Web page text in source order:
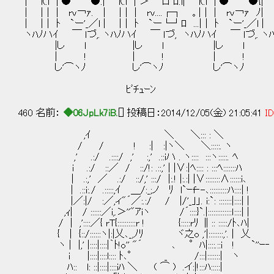
| |｜ | rv￢ｧ. | |｜ | rv....┌┐ 。|｜ | rv￢ｧ
| |｜ ﾄ `ー'_／l | |｜ ﾄ `ー└┘ﾛ ...|｜ ﾄ `ー'_／l
ヽﾊﾉハｲ ￣ ｌづ,. ヽﾊﾉハｲ ￣ ｌづ, ヽﾊﾉハｲ ￣ ｌづ,. ヽ
|し l |し l |し l |
| ! | ! | !
し'⌒ヽﾉ し'⌒ヽﾉ し'⌒ヽﾉ
ﾋﾞﾁｭｰﾝ ﾋ
460 名前： ◆06JpLk7iB. [] 投稿日：2014/12/05(金) 21:05:41
,ｲ ＼ ＼::: : ＼
/ / ! :| :|ヽ＼ ＼:::::. ヽ
,' .:/ .::::/ ,' :,' .::iハ . ヽ:::: :::ヽ:::::. ﾍ
i .:/ ::／ / ::/!: .::,' | |∨:|ﾍ:::: : :::ﾍ:::::::ﾊ
| .:,' ／ .:/ ::/,' :::/ |:.! |:.:| |∨::::::::∧::::::i､
| .::i:./ .:::::,ｲ ＿/:_;ノ ﾘ l`ｰf‐-､::::::::::ﾊ::::| !
|／:|/ :／,ィ"´／:.:/ / |/'_｣」. i:`: :::::::|::::| |
,ｨ| / ::::::／i,.＞''"ｱiヽ /´::::}`.|:::::::::::::ｌ::::| |
/ | ,'::::／{ rT{::::::::::r ! {:::::rﾘ ∥:: :::::/ﾄ､ﾊ|
{ | {::/::::::ヽ|:|乂､_,ﾉﾘ ヾ之o ,'|::::::::,'. | 乂
ヽ | |,' |::::|::::|｀ﾄ!o'' "´ ､ °ﾊ|::::.::i ! `''ｰ‐ この子
ｉ |::::|::::l:::: ﾄ､° _ /:::|:::::::| ヽ
ﾊ:: l: ::|::::|::::iﾊ ＼ ( ⌒ ) .イ:|!:::ﾊ:::::|